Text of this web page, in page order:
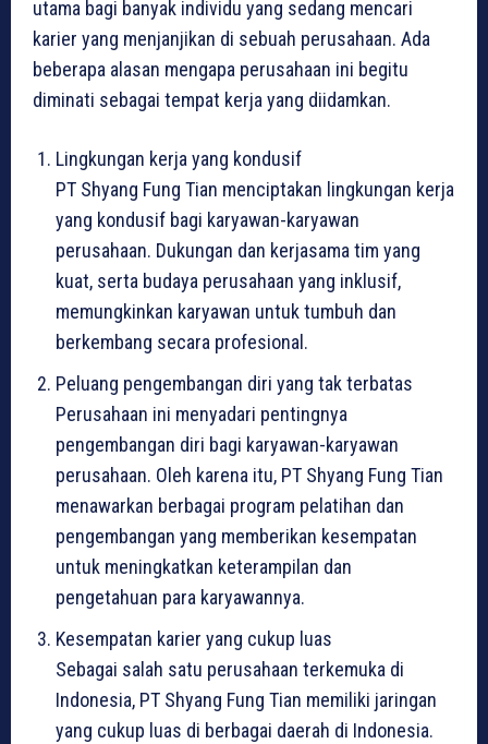
utama bagi banyak individu yang sedang mencari
karier yang menjanjikan di sebuah perusahaan. Ada
beberapa alasan mengapa perusahaan ini begitu
diminati sebagai tempat kerja yang diidamkan.
Lingkungan kerja yang kondusif
PT Shyang Fung Tian menciptakan lingkungan kerja
yang kondusif bagi karyawan-karyawan
perusahaan. Dukungan dan kerjasama tim yang
kuat, serta budaya perusahaan yang inklusif,
memungkinkan karyawan untuk tumbuh dan
berkembang secara profesional.
Peluang pengembangan diri yang tak terbatas
Perusahaan ini menyadari pentingnya
pengembangan diri bagi karyawan-karyawan
perusahaan. Oleh karena itu, PT Shyang Fung Tian
menawarkan berbagai program pelatihan dan
pengembangan yang memberikan kesempatan
untuk meningkatkan keterampilan dan
pengetahuan para karyawannya.
Kesempatan karier yang cukup luas
Sebagai salah satu perusahaan terkemuka di
Indonesia, PT Shyang Fung Tian memiliki jaringan
yang cukup luas di berbagai daerah di Indonesia.